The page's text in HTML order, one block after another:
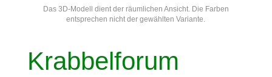
Das 3D-Modell dient der räumlichen Ansicht. Die Farben
entsprechen nicht der gewählten Variante.
Krabbelforum